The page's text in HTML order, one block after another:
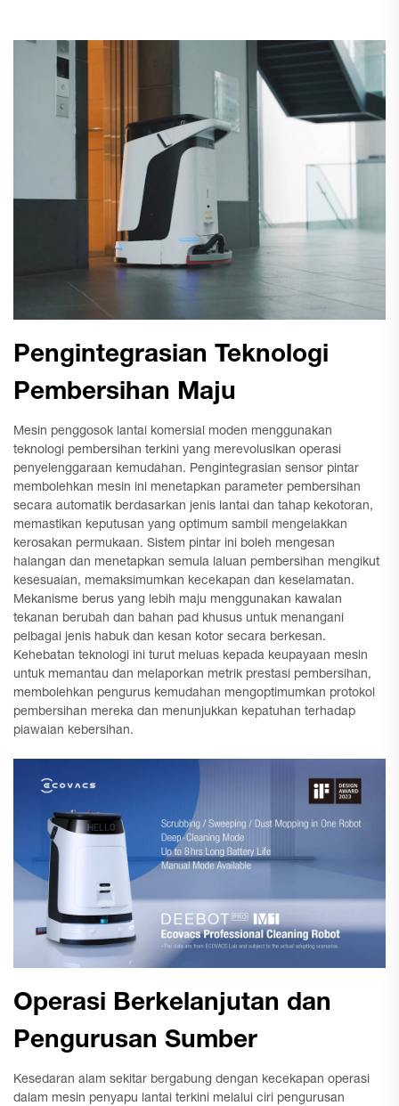
Pengintegrasian Teknologi
Pembersihan Maju
Mesin penggosok lantai komersial moden menggunakan
teknologi pembersihan terkini yang merevolusikan operasi
penyelenggaraan kemudahan. Pengintegrasian sensor pintar
membolehkan mesin ini menetapkan parameter pembersihan
secara automatik berdasarkan jenis lantai dan tahap kekotoran,
memastikan keputusan yang optimum sambil mengelakkan
kerosakan permukaan. Sistem pintar ini boleh mengesan
halangan dan menetapkan semula laluan pembersihan mengikut
kesesuaian, memaksimumkan kecekapan dan keselamatan.
Mekanisme berus yang lebih maju menggunakan kawalan
tekanan berubah dan bahan pad khusus untuk menangani
pelbagai jenis habuk dan kesan kotor secara berkesan.
Kehebatan teknologi ini turut meluas kepada keupayaan mesin
untuk memantau dan melaporkan metrik prestasi pembersihan,
membolehkan pengurus kemudahan mengoptimumkan protokol
pembersihan mereka dan menunjukkan kepatuhan terhadap
piawaian kebersihan.
Operasi Berkelanjutan dan
Pengurusan Sumber
Kesedaran alam sekitar bergabung dengan kecekapan operasi
dalam mesin penyapu lantai terkini melalui ciri pengurusan